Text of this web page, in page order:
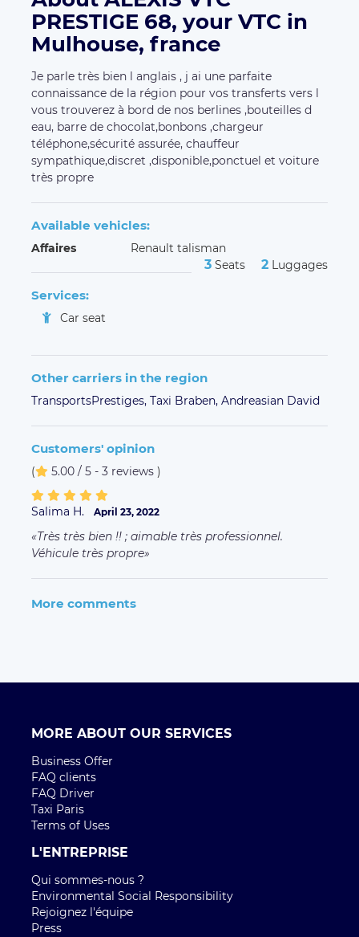
PRESTIGE 68, your VTC in
Mulhouse, france
Je parle très bien l anglais , j ai une parfaite
connaissance de la région pour vos transferts vers l
vous trouverez à bord de nos berlines ,bouteilles d
eau, barre de chocolat,bonbons ,chargeur
téléphone,sécurité assurée, chauffeur
sympathique,discret ,disponible,ponctuel et voiture
très propre
Available vehicles:
Affaires Renault talisman
3 Seats 2 Luggages
Services:
Car seat
Other carriers in the region
TransportsPrestiges, Taxi Braben, Andreasian David
Customers' opinion
( 5.00 / 5 - 3 reviews )
Salima H. April 23, 2022
Très très bien !! ; aimable très professionnel.
Véhicule très propre
More comments
MORE ABOUT OUR SERVICES
Business Offer
FAQ clients
FAQ Driver
Taxi Paris
Terms of Uses
L'ENTREPRISE
Qui sommes-nous ?
Environmental Social Responsibility
Rejoignez l'équipe
Press